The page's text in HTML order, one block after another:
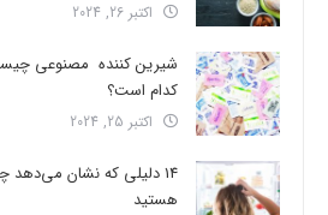
اکتبر 26, 2024
شیرین کننده مصنوعی
کدام است؟
اکتبر 25, 2024
14 دلیلی که نشان
هستید